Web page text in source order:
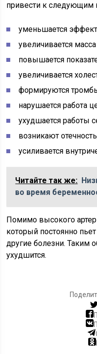
привести к следующим
уменьшается
увеличивается
повышается
увеличивается
формируются
нарушается работа
ухудшается работы
возникают
усиливается
Читайте так же:
во время
Помимо высокого
который постоянно
другие болезни. Таким
ухудшится.